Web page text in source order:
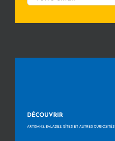
DÉCOUVRIR
ARTISANS, BALADES, GÎTES ET AUTRES CURIOSITÉS